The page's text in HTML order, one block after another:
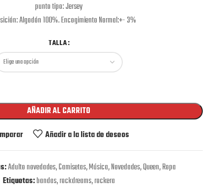
punto tipo: Jersey
Algodón 100%. Encogimiento Normal:+- 3%
TALLA
AÑADIR AL CARRITO
Añadir a la lista de deseos
Adulto novedades,Camisetas,Música,Novedades,Queen,Ropa
Etiquetas:bandas,rockdreams,rockera